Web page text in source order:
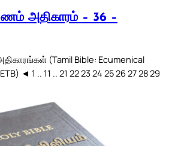
அதிகாரம் – 36 –
(Tamil Bible: Ecumenical
◄ 1 .. 11 .. 21 22 23 24 25 26 27 28 29